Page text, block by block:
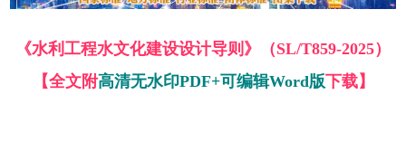
《水利工程水文化建设设计导则》（SL/T859-2025）
【全文附高清无水印PDF+可编辑Word版下载】